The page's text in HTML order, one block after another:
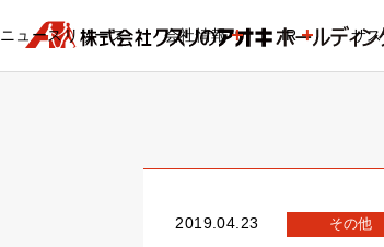
ニュースリリース 会社情報 IR サ
2019.04.23 その他